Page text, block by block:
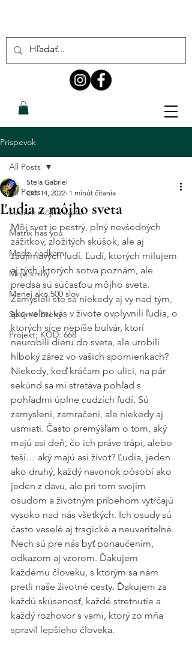
Príspevok
All Posts
Ľudia z môjho sveta
Matrix has you
Medzi riadkami
Moje knihy
Menej ako 500 slov
Spojme brehy
Projekt: KÓD: 668
All Posts
Ľudia z môjho sveta
Stela Gabriel
Oct 14, 2022 1 minút čítania
Môj svet je pestrý, plný nevšedných
zážitkov, zložitých skúšok, ale aj
zaujímavých ľudí. Ľudí, ktorých milujem
aj tých, ktorých sotva poznám, ale
predsa sú súčasťou môjho sveta.
Zamysleli ste sa niekedy aj vy nad tým,
ako veľmi vás v živote ovplyvnili ľudia, o
ktorých síce nepíše bulvár, ktorí
neurobili dieru do sveta, ale urobili
hlboký zárez vo vašich spomienkach?
Niekedy, keď kráčam po ulici, na pár
sekúnd sa mi stretáva pohľad s
pohľadmi úplne cudzích ľudí. Sú
zamyslení, zamračení, ale niekedy aj
usmiati. Často premýšľam o tom, aký
majú asi deň, čo ich práve trápi, alebo
teší… aký majú asi život? Ľudia, jeden
ako druhý, každý navonok pôsobí ako
jeden z davu, ale pri tom svojím
osudom a životným príbehom vytŕčajú
vysoko nad nás všetkých. Ich osudy sú
často veselé aj tragické a neuveriteľné.
Nech sú pre nás byť ponaučením,
odkazom aj vzorom. Ďakujem
každému človeku, s ktorým sa nám
pretli naše životné cesty. Ďakujem za
každú skúsenosť, každé stretnutie a
každý rozhovor s vami, ktorý zo mňa
spravil lepšieho človeka.